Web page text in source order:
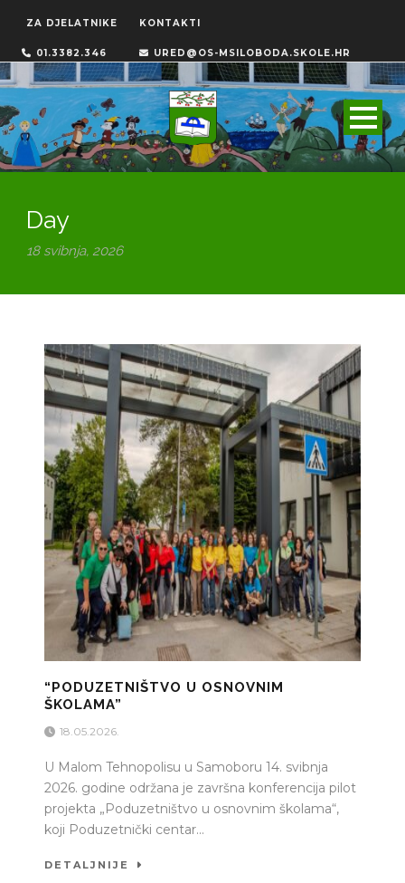
ZA DJELATNIKE KONTAKTI
01.3382.346 URED@OS-MSILOBODA.SKOLE.HR
Day
18 svibnja, 2026
“PODUZETNIŠTVO U OSNOVNIM
ŠKOLAMA”
18.05.2026.
U Malom Tehnopolisu u Samoboru 14. svibnja
2026. godine održana je završna konferencija pilot
projekta „Poduzetništvo u osnovnim školama“,
koji Poduzetnički centar...
DETALJNIJE